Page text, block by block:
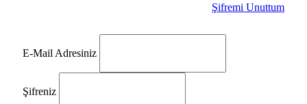
Şifremi Unuttum
E-Mail Adresiniz
Şifreniz